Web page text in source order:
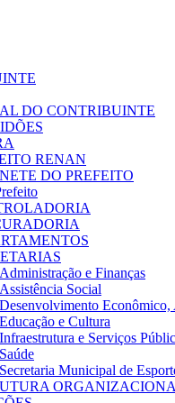
DO CONTRIBUINTE
RENAN
DO PREFEITO
Administração e Finanças
Assistência Social
Desenvolvimento
Educação e Cultura
Infraestrutura e Serviços
Saúde
Secretaria Municipal de